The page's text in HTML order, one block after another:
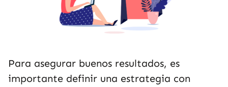
Para asegurar buenos resultados, es
importante definir una estrategia con